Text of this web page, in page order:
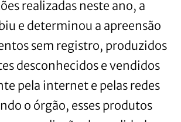
realizadas neste ano, a
e determinou a apreensão
sem registro, produzidos
desconhecidos e vendidos
pela internet e pelas redes
o órgão, esses produtos